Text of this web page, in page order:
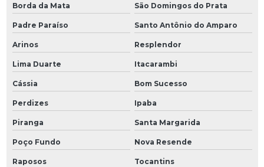
Borda da Mata São Domingos do Prata
Padre Paraíso Santo Antônio do Amparo
Arinos Resplendor
Lima Duarte Itacarambi
Cássia Bom Sucesso
Perdizes Ipaba
Piranga Santa Margarida
Poço Fundo Nova Resende
Raposos Tocantins